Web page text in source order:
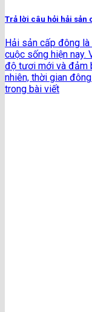
Trả lời câu hỏi hải sản
Hải sản cấp đông
cuộc sống hiện
độ tươi mới và đảm
nhiên, thời gian
trong bài viết